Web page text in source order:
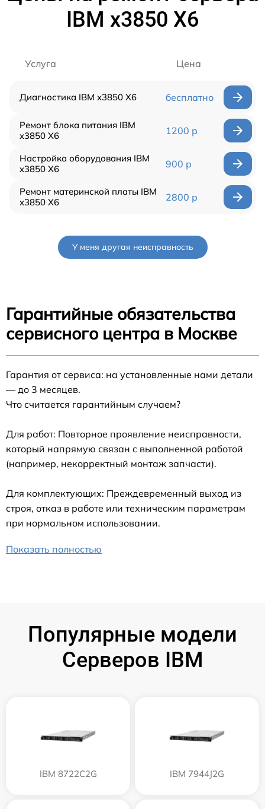
IBM x3850 X6
Услуга Цена
Диагностика IBM x3850 X6 бесплатно
Ремонт блока питания IBM
x3850 X6
1200 р
Настройка оборудования IBM
x3850 X6
900 р
Ремонт материнской платы IBM
x3850 X6
2800 р
У меня другая неисправность
Гарантийные обязательства
сервисного центра в Москве
Гарантия от сервиса: на установленные нами детали
— до 3 месяцев.
Что считается гарантийным случаем?
Для работ: Повторное проявление неисправности,
который напрямую связан с выполненной работой
(например, некорректный монтаж запчасти).
Для комплектующих: Преждевременный выход из
строя, отказ в работе или техническим параметрам
при нормальном использовании.
Показать полностью
Популярные модели
Серверов IBM
IBM 8722C2G IBM 7944J2G